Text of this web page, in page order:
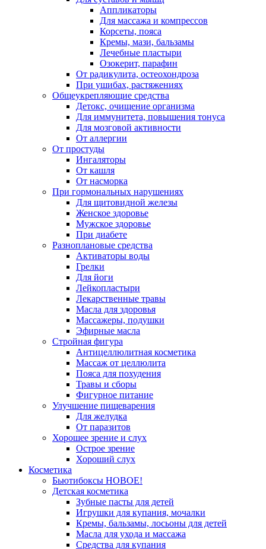
Аппликаторы
Для массажа и компрессов
Корсеты, пояса
Кремы, мази, бальзамы
Лечебные пластыри
Озокерит, парафин
От радикулита, остеохондроза
При ушибах, растяжениях
Общеукрепляющие средства
Детокс, очищение организма
Для иммунитета, повышения тонуса
Для мозговой активности
От аллергии
От простуды
Ингаляторы
От кашля
От насморка
При гормональных нарушениях
Для щитовидной железы
Женское здоровье
Мужское здоровье
При диабете
Разноплановые средства
Активаторы воды
Грелки
Для йоги
Лейкопластыри
Лекарственные травы
Масла для здоровья
Массажеры, подушки
Эфирные масла
Стройная фигура
Антицеллюлитная косметика
Массаж от целлюлита
Пояса для похудения
Травы и сборы
Фигурное питание
Улучшение пищеварения
Для желудка
От паразитов
Хорошее зрение и слух
Острое зрение
Хороший слух
Косметика
Бьютибоксы НОВОЕ!
Детская косметика
Зубные пасты для детей
Игрушки для купания, мочалки
Кремы, бальзамы, лосьоны для детей
Масла для ухода и массажа
Средства для купания